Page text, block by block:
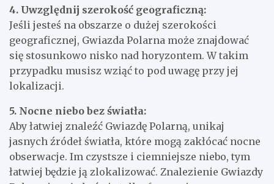
4. Uwzględnij szerokość geograficzną:
Jeśli jesteś na obszarze o dużej szerokości
geograficznej, Gwiazda Polarna może znajdować
się stosunkowo nisko nad horyzontem. W takim
przypadku musisz wziąć to pod uwagę przy jej
lokalizacji.
5. Nocne niebo bez światła:
Aby łatwiej znaleźć Gwiazdę Polarną, unikaj
jasnych źródeł światła, które mogą zakłócać nocne
obserwacje. Im czystsze i ciemniejsze niebo, tym
łatwiej będzie ją zlokalizować. Znalezienie Gwiazdy